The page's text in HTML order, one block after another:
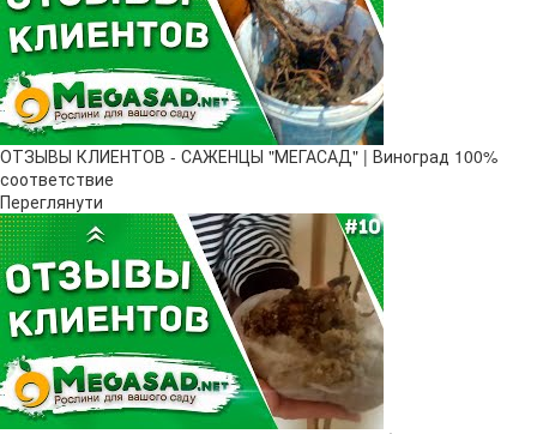
ОТЗЫВЫ КЛИЕНТОВ - САЖЕНЦЫ "МЕГАСАД" | Виноград 100%
соответствие
Переглянути